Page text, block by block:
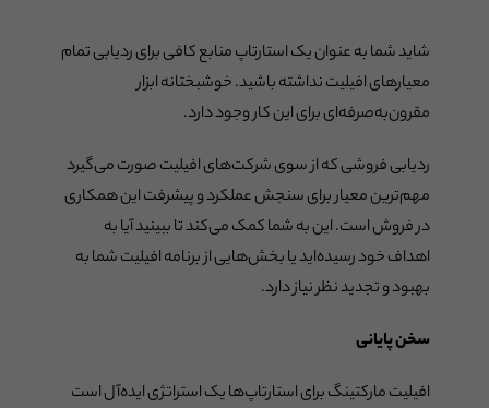
شاید شما به عنوان یک استارتاپ منابع کافی برای ردیابی تمام
معیارهای افیلیت نداشته باشید. خوشبختانه ابزار
مقرون‌به‌صرفه‌ای برای این کار وجود دارد.
ردیابی فروشی که از سوی شرکت‌های افیلیت صورت می‌گیرد
مهم‌ترین معیار برای سنجش عملکرد و پیشرفت این همکاری
در فروش است. این به شما کمک می‌کند تا ببینید آیا به
اهداف خود رسیده‌اید یا بخش‌هایی از برنامه افیلیت شما به
بهبود و تجدید نظر نیاز دارد.
سخن پایانی
افیلیت مارکتینگ برای استارتاپ‌ها یک استراتژی ایده‌آل است